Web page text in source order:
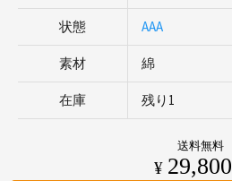
状態 AAA
素材 綿
在庫 残り1
送料無料
¥ 29,800